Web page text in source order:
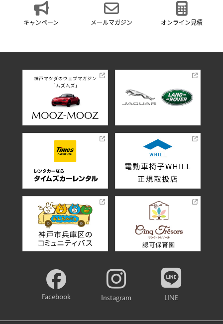
キャンペーン メールマガジン オンライン見積
Facebook Instagram LINE